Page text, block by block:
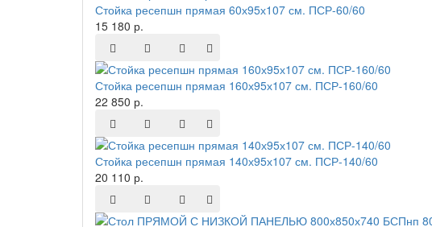
Стойка ресепшн прямая 60х95х107 см. ПСР-60/60
15 180 р.
Стойка ресепшн прямая 160х95х107 см. ПСР-160/60
22 850 р.
Стойка ресепшн прямая 140х95х107 см. ПСР-140/60
20 110 р.